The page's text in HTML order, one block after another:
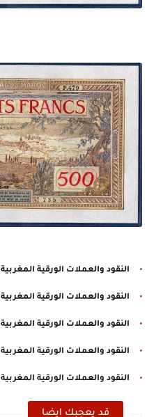
النقود والعملات الورقية المغربية 1917
النقود والعملات الورقية المغربية 1910
النقود والعملات الورقية المغربية 1996
النقود والعملات الورقية المغربية 1956
النقود والعملات الورقية المغربية 1944
قد يعجبك ايضا